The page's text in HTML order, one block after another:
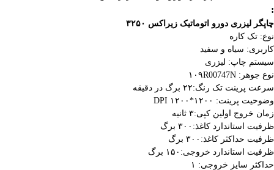
:
چاپگر لیزری دورو اتوماتیک زیراکس ۳۲۵۰
نوع: تک کاره
کاربری: سیاه و سفید
سیستم چاپ: لیزری
نوع جوهر: ۱۰۹R00747N
سرعت پرینت تک رنگ:۲۲ برگ در دقیقه
وضوحیت پرینت: ۱۲۰۰*۱۲۰۰ DPI
زمان خروج اولین کپی:۳ ثانیه
ظرفیت استاندارد کاغذ:۳۰۰ برگ
ظرفیت حداکثر کاغذ:۳۰۰ برگ
ظرفیت استاندارد خروجی:۱۵۰ برگ
حداکثر سایز خروجی: ۱